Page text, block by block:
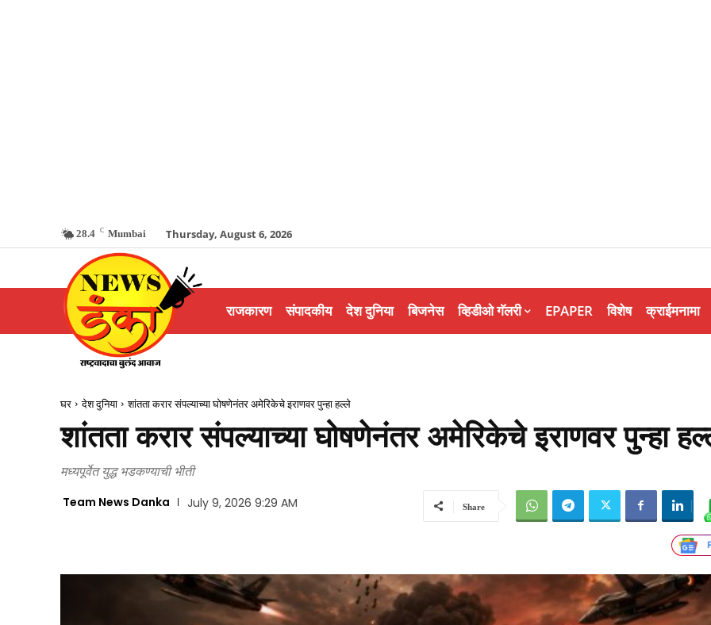
28.4 C Mumbai Thursday, August 6, 2026
राजकारण संपादकीय देश दुनिया बिजनेस व्हिडीओ गॅलरी EPAPER विशेष क्राईमनामा
घर देश दुनिया शांतता करार संपल्याच्या घोषणेनंतर अमेरिकेचे इराणवर पुन्हा हल्ले
शांतता करार संपल्याच्या घोषणेनंतर अमेरिकेचे इराणवर पुन्हा
मध्यपूर्वेत युद्ध भडकण्याची भीती
Team News Danka July 9, 2026 9:29 AM Share